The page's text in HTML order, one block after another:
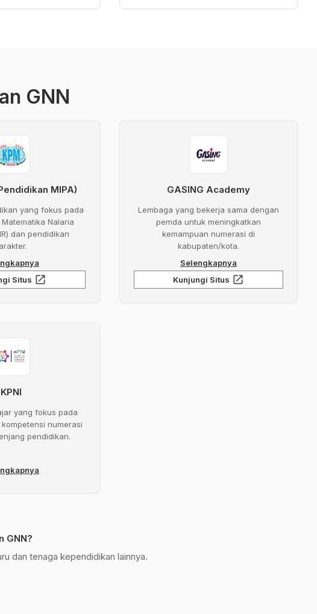
GNN
MIPA)
yang fokus pada
Nalaria
dan pendidikan
Situs open_in_new
GASING Academy
Lembaga yang bekerja sama dengan
pemda untuk meningkatkan
kemampuan numerasi di
kabupaten/kota.
Selengkapnya
Kunjungi Situs open_in_new
KPNI
yang fokus pada
numerasi
pendidikan.
GNN?
dan tenaga kependidikan lainnya.